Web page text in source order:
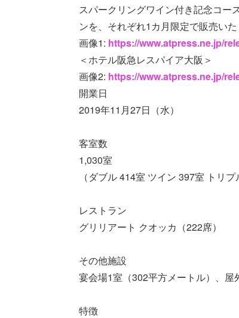
スパークリングワイン付き記念コー
ンを、それぞれ1カ月限定で販売いた
画像1: https://www.atpress.ne.jp/
＜ホテル阪急レスパイア大阪＞
画像2: https://www.atpress.ne.jp/
開業日
2019年11月27日（水）
客室数
1,030室
（ダブル 414室 ツイン 397室 トリ
レストラン
グリリアート クオッカ（222席）
その他施設
宴会場1室（302平方メートル）、
特徴